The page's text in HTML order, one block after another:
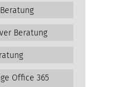
Beratung
Office 365